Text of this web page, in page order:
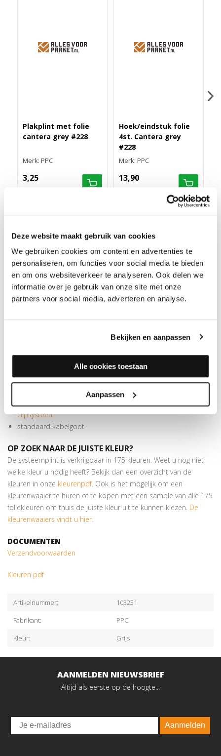
Deze website maakt gebruik van cookies
We gebruiken cookies om content en advertenties te
personaliseren, om functies voor social media te bieden
en om ons websiteverkeer te analyseren. Ook delen we
informatie over je gebruik van onze site met onze
partners voor social media, adverteren en analyse.
Bekijken en aanpassen
Alle cookies toestaan
Aanpassen
Plakplint met folie
cantera grey #228
Merk: PPC
3,25
Hoek/eindstuk folie
4st. Cantera grey
#228
Merk: PPC
13,90
RECHTE FOLIEPLINT 70X14 CANTERA GREY #228
MEER INFORMATIE RECHTE FOLIEPLINT 14X70MM
Deze strak vormgegeven plint meet 70x14 mm en is 240 cm
lang. Meer dan genoeg om de voor PVC- en laminaatvloeren
benodigde zwelruimte te overbruggen. Bij deze in meer dan 175
kleuren folie verkrijgbare plint horen handige blokjes. Deze zijn te
bevestigd met schroeven, lijm of een onzichtbaar clipsysteem.
RECHTE FOLIEPLINT 14X70MM
PEFC/FSC certificatie: FSC Mix 70%
Beschermt de muren tegen beschadigingen van stofzuigers
clipsysteem
standaard kabelgoot
OP ZOEK NAAR DE JUISTE KLEUR?
De systeemplint is verkrijgbaar in 175 kleuren. Weet u nog niet
welke kleur u nodig heeft? Bekijk dan een overzicht van de
kleuren in onze kleurenpdf. Ook is het mogelijk om een
kleurenwaaier te huren of te kopen met een sample van álle 175
foliekleuren om thuis de juiste kleur uit te kunnen kiezen. De
kleurenwaaiers vindt u hier.
DOCUMENTEN
Verzendvoorwaarden
Kleuren pdf
Artikelnummer:
103231
Fabrikant:
PPC
Kleur:
Grijs
AANMELDEN NIEUWSBRIEF
Altijd als eerste op de hoogte...
Email
Aanmelden